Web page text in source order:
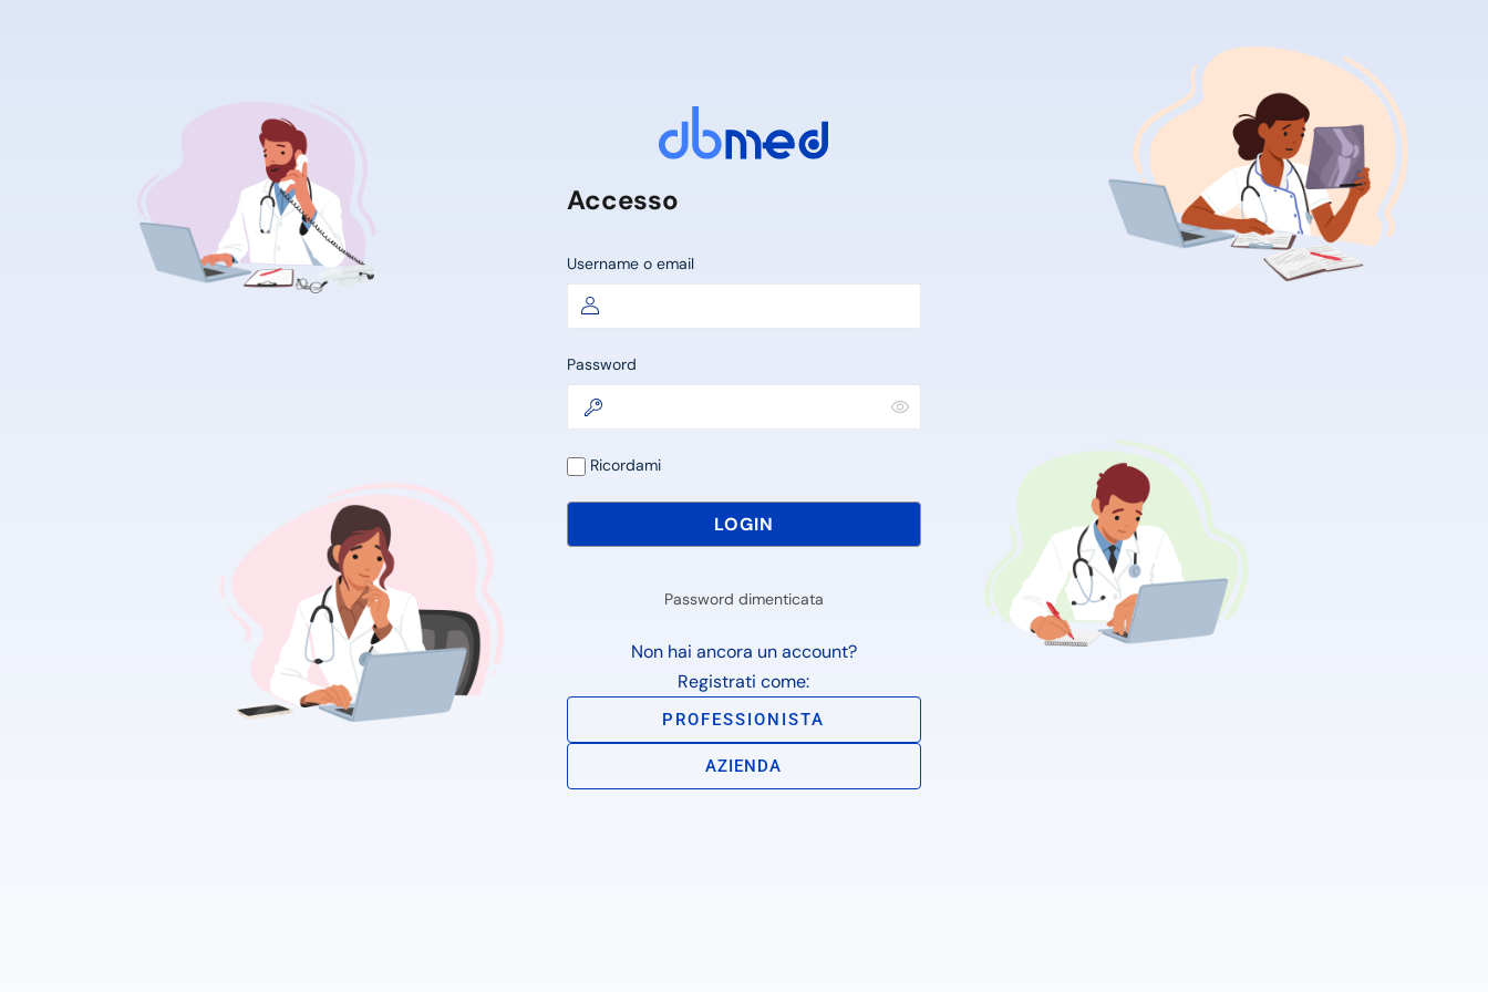
Accesso
Username o email
Password
Ricordami
Password dimenticata
Non hai ancora un account?
Registrati come:
PROFESSIONISTA
AZIENDA